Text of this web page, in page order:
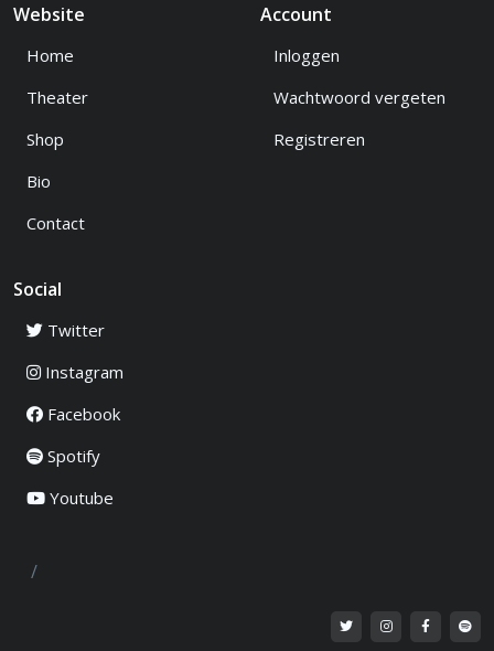
Website
Home
Theater
Shop
Bio
Contact
Account
Inloggen
Wachtwoord vergeten
Registreren
Social
Twitter
Instagram
Facebook
Spotify
Youtube
/